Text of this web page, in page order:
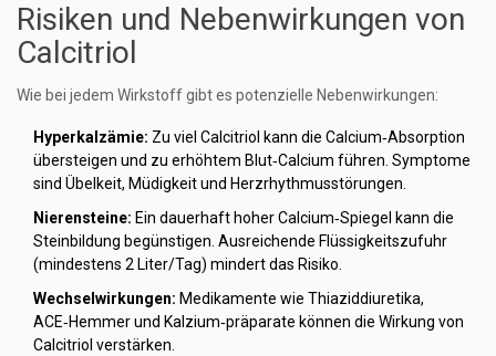
Risiken und Nebenwirkungen von
Calcitriol
Wie bei jedem Wirkstoff gibt es potenzielle Nebenwirkungen:
Hyperkalzämie: Zu viel Calcitriol kann die Calcium‑Absorption
übersteigen und zu erhöhtem Blut‑Calcium führen. Symptome
sind Übelkeit, Müdigkeit und Herzrhythmusstörungen.
Nierensteine: Ein dauerhaft hoher Calcium‑Spiegel kann die
Steinbildung begünstigen. Ausreichende Flüssigkeitszufuhr
(mindestens 2 Liter/Tag) mindert das Risiko.
Wechselwirkungen: Medikamente wie Thiaziddiuretika,
ACE‑Hemmer und Kalzium‑präparate können die Wirkung von
Calcitriol verstärken.